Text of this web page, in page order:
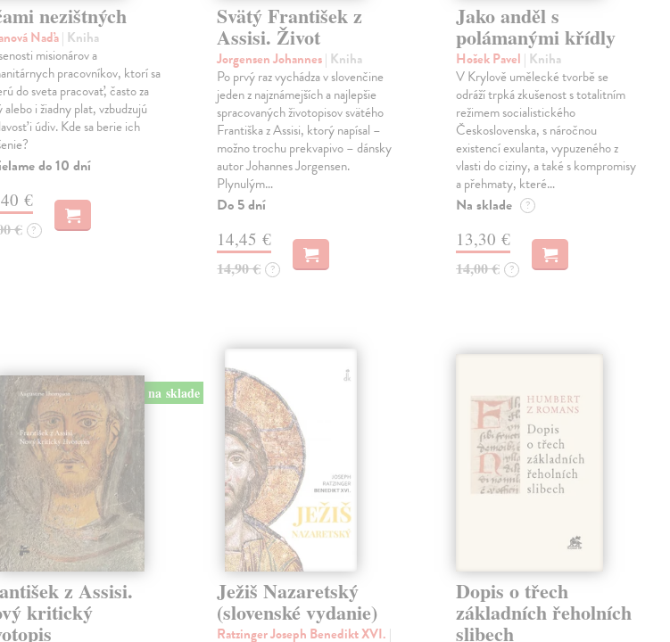
nezištných
Naďa| Kniha
misionárov a
pracovníkov, ktorí sa
do sveta pracovať, často za
alebo i žiadny plat, vzbudzujú
i údiv. Kde sa berie ich
do 10 dní
€
€ ?
Svätý František z
Assisi. Život
Jorgensen Johannes| Kniha
Po prvý raz vychádza v slovenčine
jeden z najznámejších a najlepšie
spracovaných životopisov svätého
Františka z Assisi, ktorý napísal –
možno trochu prekvapivo – dánsky
autor Johannes Jorgensen.
Plynulým…
Do 5 dní
14,45 €
14,90 € ?
Jako anděl s
polámanými křídly
Hošek Pavel | Kniha
V Krylově umělecké tvorbě se
odráží trpká zkušenost s totalitním
režimem socialistického
Československa, s náročnou
existencí exulanta, vypuzeného z
vlasti do ciziny, a také s kompromisy
a přehmaty, které…
Na sklade ?
13,30 €
14,00 € ?
na sklade
z Assisi.
kritický
Ježiš Nazaretský
(slovenské vydanie)
Ratzinger Joseph Benedikt XVI. |
Dopis o třech
základních řeholních
slibech